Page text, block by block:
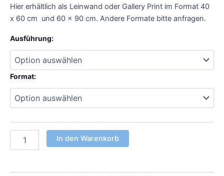
Hier erhältlich als Leinwand oder Gallery Print im Format 40
x 60 cm und 60 x 90 cm. Andere Formate bitte anfragen.
Ausführung:
Format:
In den Warenkorb